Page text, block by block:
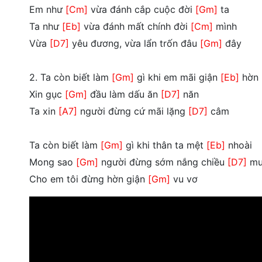
Em như [Cm] vừa đánh cắp cuộc đời [Gm] ta
Ta như [Eb] vừa đánh mất chính đời [Cm] mình
Vừa [D7] yêu đương, vừa lẩn trốn đâu [Gm] đây
2. Ta còn biết làm [Gm] gì khi em mãi giận [Eb] hờn
Xin gục [Gm] đầu làm dấu ăn [D7] năn
Ta xin [A7] người đừng cứ mãi lặng [D7] câm
Ta còn biết làm [Gm] gì khi thân ta mệt [Eb] nhoài
Mong sao [Gm] người đừng sớm nắng chiều [D7]
Cho em tôi đừng hờn giận [Gm] vu vơ